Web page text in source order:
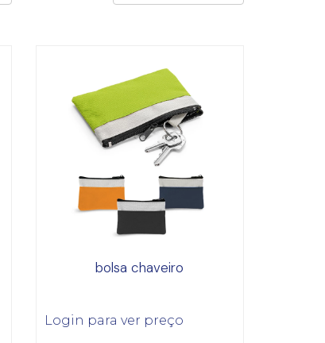
bolsa chaveiro
Login para ver preço